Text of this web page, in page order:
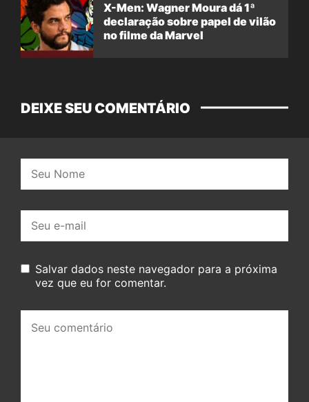
X-Men: Wagner Moura dá 1ª
declaração sobre papel de vilão
no filme da Marvel
DEIXE SEU COMENTÁRIO
mail:
Salvar dados neste navegador para a próxima
vez que eu for comentar.
comentário: